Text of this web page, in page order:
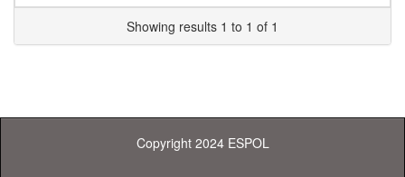
Showing results 1 to 1 of 1
Copyright 2024 ESPOL